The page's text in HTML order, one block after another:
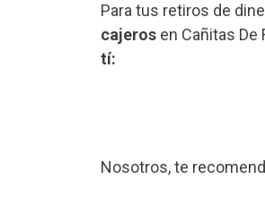
Para tus retiros de
cajeros en Cañitas
tí:
Nosotros, te